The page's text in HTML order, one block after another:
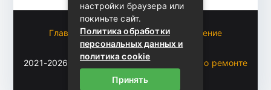
Главная
Пользовательское соглашение
Карта сайта
2021-2026 (c)Автоблог Владомира — все о ремонте
и эксплуатации авто
настройки браузера или
покиньте сайт.
Политика обработки
персональных данных и
политика cookie
Принять